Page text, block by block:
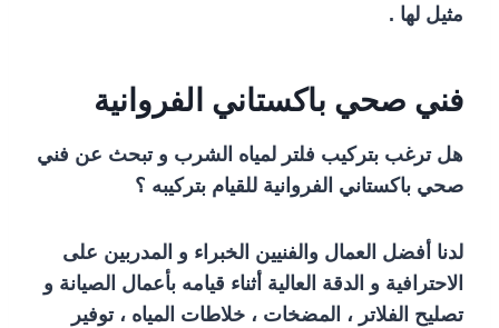
مثيل لها .
فني صحي باكستاني الفروانية
هل ترغب بتركيب فلتر لمياه الشرب و تبحث عن فني
صحي باكستاني الفروانية للقيام بتركيبه ؟
لدنا أفضل العمال والفنيين الخبراء و المدربين على
الاحترافية و الدقة العالية أثناء قيامه بأعمال الصيانة و
تصليح الفلاتر ، المضخات ، خلاطات المياه ، توفير